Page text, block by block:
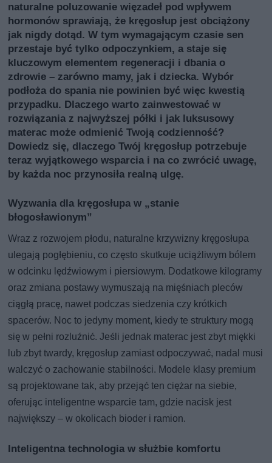
naturalne poluzowanie więzadeł pod wpływem
hormonów sprawiają, że kręgosłup jest obciążony
jak nigdy dotąd. W tym wymagającym czasie sen
przestaje być tylko odpoczynkiem, a staje się
kluczowym elementem regeneracji i dbania o
zdrowie – zarówno mamy, jak i dziecka. Wybór
podłoża do spania nie powinien być więc kwestią
przypadku. Dlaczego warto zainwestować w
rozwiązania z najwyższej półki i jak luksusowy
materac może odmienić Twoją codzienność?
Dowiedz się, dlaczego Twój kręgosłup potrzebuje
teraz wyjątkowego wsparcia i na co zwrócić uwagę,
by każda noc przynosiła realną ulgę.
Wyzwania dla kręgosłupa w „stanie
błogosławionym”
Wraz z rozwojem płodu, naturalne krzywizny kręgosłupa
ulegają pogłębieniu, co często skutkuje uciążliwym bólem
w odcinku lędźwiowym i piersiowym. Dodatkowe kilogramy
oraz zmiana postawy wymuszają na mięśniach pleców
ciągłą pracę, nawet podczas siedzenia czy krótkich
spacerów. Noc to jedyny moment, kiedy te struktury mogą
się w pełni rozluźnić. Jeśli jednak materac jest zbyt miękki
lub zbyt twardy, kręgosłup zamiast odpoczywać, nadal musi
walczyć o zachowanie stabilności. Modele klasy premium
są projektowane tak, aby przejąć ten ciężar na siebie,
oferując inteligentne wsparcie tam, gdzie nacisk jest
największy – w okolicach bioder i ramion.
Inteligentna technologia w służbie komfortu